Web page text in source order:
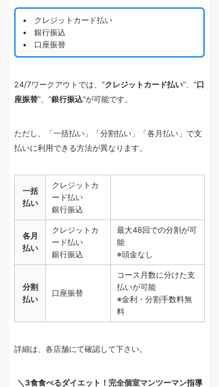
クレジットカード払い
銀行振込
口座振替
24/7ワークアウトでは、”クレジットカード払い“、”口
座振替“、”銀行振込“が可能です。
ただし、「一括払い」「分割払い」「各月払い」で支
払いに利用できる方法が異なります。
一括
払い
クレジットカ
ード払い
銀行振込
各月
払い
クレジットカ
ード払い
銀行振込
最大48回での分割が可
能
※頭金なし
分割
払い
口座振替
コース月数に分けた支
払いが可能
※金利・分割手数料無
料
詳細は、各店舗にて確認して下さい。
＼3食食べるダイエット！完全個室マンツーマン指導